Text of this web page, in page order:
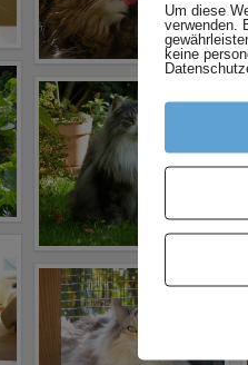
Um diese
verwenden.
keine